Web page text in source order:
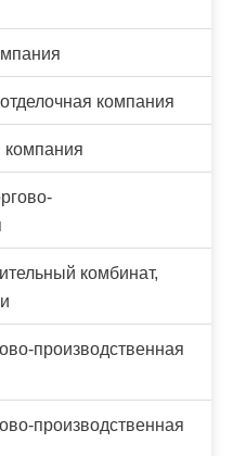
компания
компания
комбинат,
производственная
производственная